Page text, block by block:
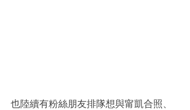
也陸續有粉絲朋友排隊想與甯凱合照、